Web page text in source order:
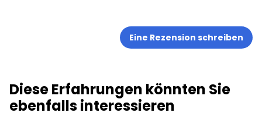
Eine Rezension schreiben
Diese Erfahrungen könnten Sie
ebenfalls interessieren